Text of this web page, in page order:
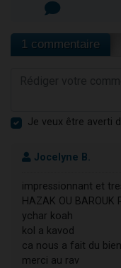
1 commentaire
Je veux être averti
Jocelyne B.
impressionnant et
HAZAK OU BAROUK
ychar koah
kol a kavod
ca nous a fait du
merci au rav